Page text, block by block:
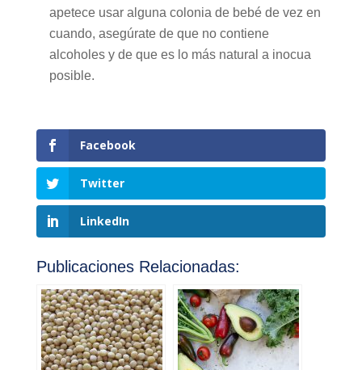
apetece usar alguna colonia de bebé de vez en
cuando, asegúrate de que no contiene
alcoholes y de que es lo más natural a inocua
posible.
Facebook
Twitter
LinkedIn
Publicaciones Relacionadas: